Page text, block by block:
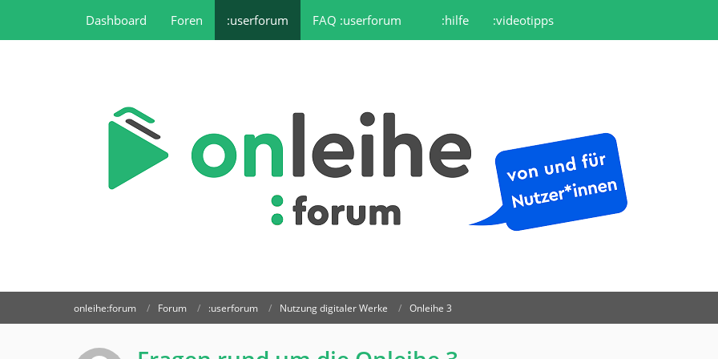
Dashboard Foren :userforum FAQ :userforum :hilfe :videotipps
onleihe:forum Forum :userforum Nutzung digitaler Werke Onleihe 3